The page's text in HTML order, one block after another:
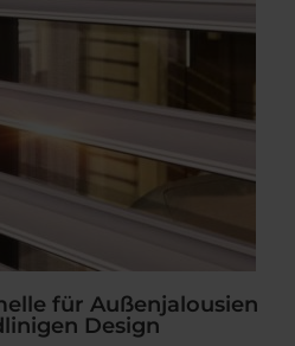
für Außenjalousien
Design